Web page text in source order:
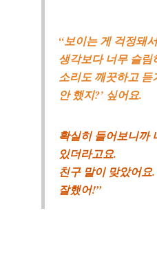
“보이는 게 걱정돼
생각보다 너무 슬림
소리도 깨끗하고 듣
안 했지?’ 싶어요.
확실히 들어보니까
있더라고요.
친구 말이 맞았어요
잘했어!”